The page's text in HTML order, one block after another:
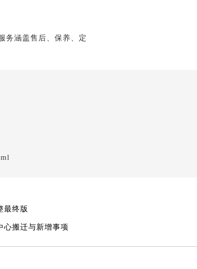
（需提前预约）
预约）
预约）
前预约）
前预约）
预约）
服务中心（需提前预约）
最终版
心搬迁与新增事项